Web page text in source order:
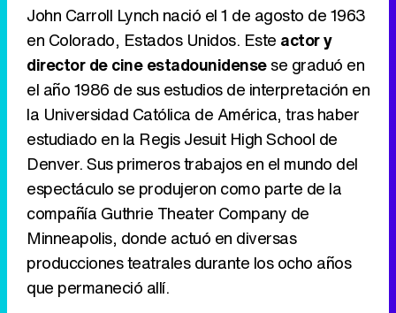
Tráiler de '33 días', la nueva serie de Atresplayer con Julián Villagrán y José Manuel Poga
Tráiler en catalán de 'Ravalear', la nueva serie de HBO Max sobre los fondos buitre
Tráiler de la tercera temporada de 'The Walking Dead: Dead City' de AMC+
John Carroll Lynch nació el 1 de agosto de 1963
en Colorado, Estados Unidos. Este actor y
director de cine estadounidensese graduó en
el año 1986 de sus estudios de interpretación en
la Universidad Católica de América, tras haber
estudiado en la Regis Jesuit High School de
Denver. Sus primeros trabajos en el mundo del
espectáculo se produjeron como parte de la
compañía Guthrie Theater Company de
Minneapolis, donde actuó en diversas
producciones teatrales durante los ocho años
que permaneció allí.